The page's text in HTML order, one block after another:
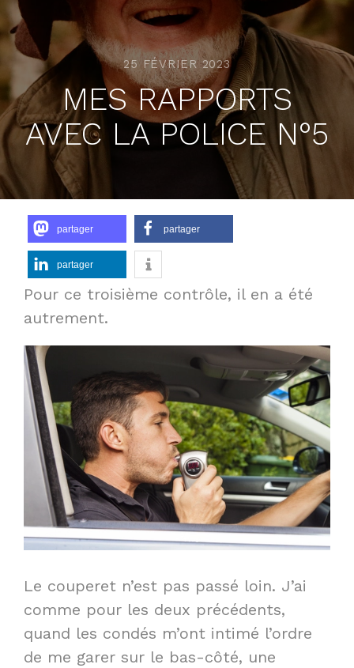
25 FÉVRIER 2023
MES RAPPORTS
AVEC LA POLICE N°5
partager partager
partager
Pour ce troisième contrôle, il en a été
autrement.
Le couperet n’est pas passé loin. J’ai
comme pour les deux précédents,
quand les condés m’ont intimé l’ordre
de me garer sur le bas-côté, une